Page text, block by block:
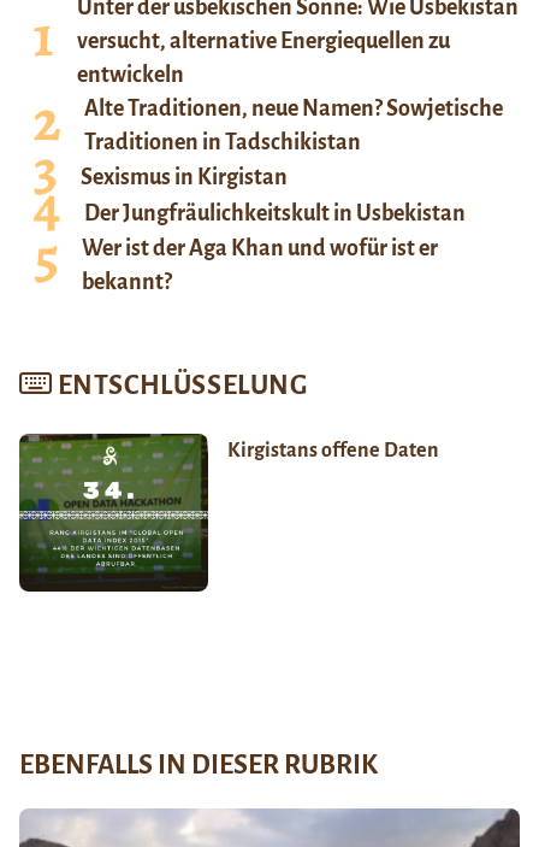
Unter der usbekischen Sonne: Wie Usbekistan
versucht, alternative Energiequellen zu
entwickeln
Alte Traditionen, neue Namen? Sowjetische
Traditionen in Tadschikistan
Sexismus in Kirgistan
Der Jungfräulichkeitskult in Usbekistan
Wer ist der Aga Khan und wofür ist er
bekannt?
ENTSCHLÜSSELUNG
Kirgistans offene Daten
EBENFALLS IN DIESER RUBRIK